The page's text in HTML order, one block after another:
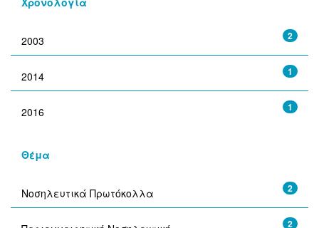
2
2003
1
2014
1
2016
Θέμα
2
Νοσηλευτικά Πρωτόκολλα
2